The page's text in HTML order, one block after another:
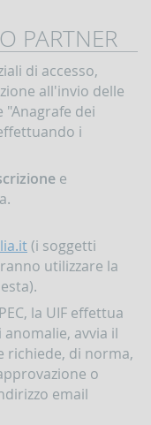
PARTNER
di accesso,
all'invio delle
"Anagrafe dei
i
e
(i soggetti
utilizzare la
la UIF effettua
anomalie, avvia il
richiede, di norma,
o
email